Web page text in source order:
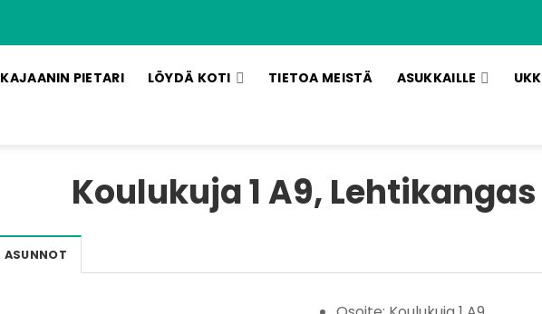
KAJAANIN PIETARI LÖYDÄ KOTI TIETOA MEISTÄ ASUKKAILLE UKK
Koulukuja 1 A9, Lehtikangas
ASUNNOT